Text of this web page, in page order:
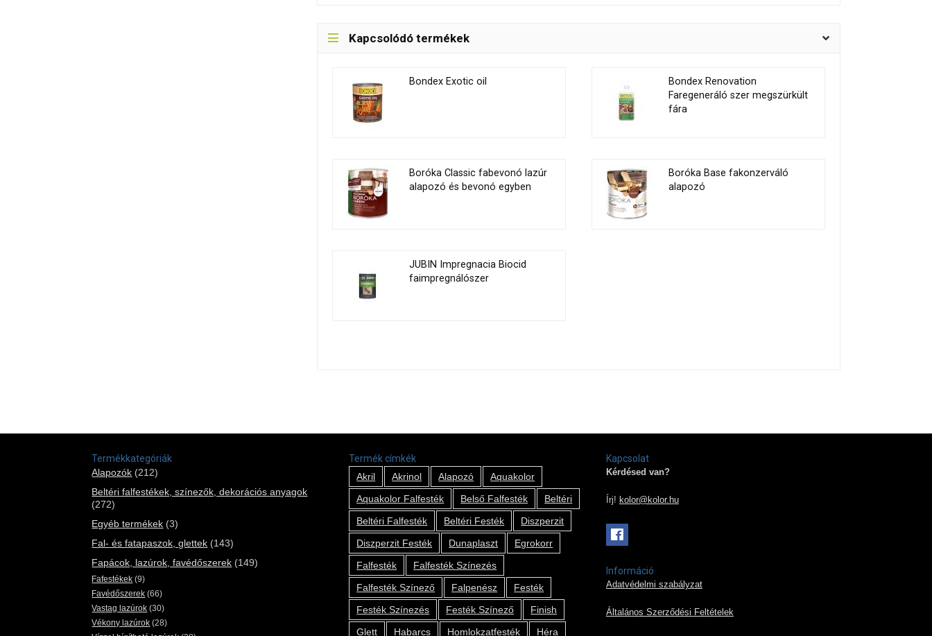
Kapcsolódó termékek
Bondex Exotic oil
Bondex Renovation
Faregeneráló szer megszürkült
fára
Boróka Classic fabevonó lazúr
alapozó és bevonó egyben
Boróka Base fakonzerváló
alapozó
JUBIN Impregnacia Biocid
faimpregnálószer
Termékkategóriák
Alapozók (212)
Beltéri falfestékek, színezők, dekorációs anyagok
(272)
Egyéb termékek (3)
Fal- és fatapaszok, glettek (143)
Fapácok, lazúrok, favédőszerek (149)
Fafestékek (9)
Favédőszerek (66)
Vastag lazúrok (30)
Vékony lazúrok (28)
Termék címkék
Akril
Akrinol Alapozó
Aquakolor
Aquakolor Falfesték
Belső Falfesték
Beltéri
Beltéri Falfesték
Beltéri Festék
Diszperzit
Diszperzit Festék
Dunaplaszt
Egrokorr
Falfesték
Falfesték Színezés
Falfesték Színező
Falpenész
Festék
Festék Színezés
Festék Színező
Finish
Glett
Habarcs Homlokzatfesték Héra
Kapcsolat
Kérdésed van?
Írj! kolor@kolor.hu
Információ
Adatvédelmi szabályzat
Általános Szerződési Feltételek